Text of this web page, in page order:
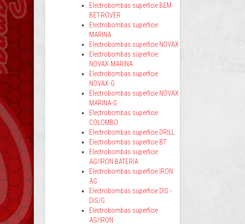
Electrobombas superficie BEM-
BET-ROVER
Electrobombas superficie
MARINA
Electrobombas superficie NOVAX
Electrobombas superficie
NOVAX-MARINA
Electrobombas superficie
NOVAX-G
Electrobombas superficie NOVAX
MARINA-G
Electrobombas superficie
COLOMBO
Electrobombas superficie DRILL
Electrobombas superficie BT
Electrobombas superficie
AG/IRON BATERIA
Electrobombas superficie IRON
AG
Electrobombas superficie DIS -
DIS/G
Electrobombas superficie
AG/IRON